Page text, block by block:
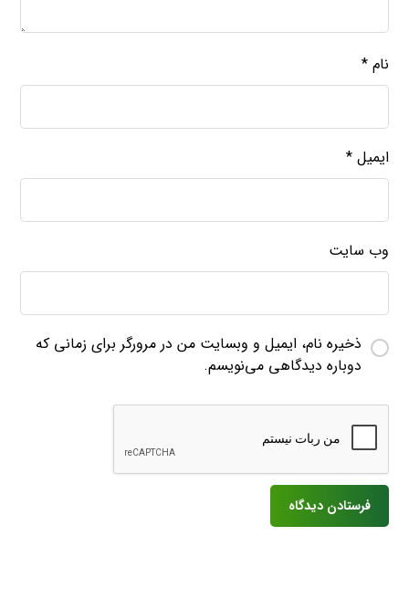
نام*
ایمیل*
وب‌ سایت
ذخیره نام، ایمیل و وبسایت من در مرورگر برای زمانی که
دوباره دیدگاهی می‌نویسم.